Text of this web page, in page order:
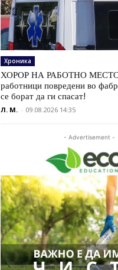
Хроника
ХОРОР НА РАБОТНО МЕСТО:
работници повредени во
се борат да ги спасат!
Л. М. - 09.08.2026 14:35
- Advertisement -